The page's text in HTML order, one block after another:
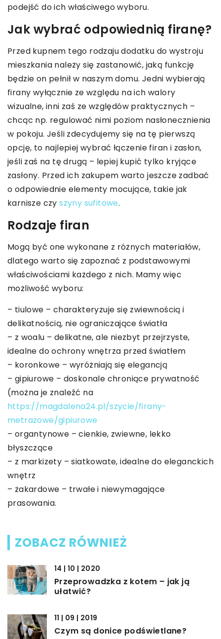
podejść do ich właściwego wyboru.
Jak wybrać odpowiednią firanę?
Przed kupnem tego rodzaju dodatku do wystroju
mieszkania należy się zastanowić, jaką funkcję
będzie on pełnił w naszym domu. Jedni wybierają
firany wyłącznie ze względu na ich walory
wizualne, inni zaś ze względów praktycznych –
chcąc np. regulować nimi poziom nasłonecznienia
w pokoju. Jeśli zdecydujemy się na tę pierwszą
opcję, to najlepiej wybrać łączenie firan i zasłon,
jeśli zaś na tę drugą – lepiej kupić tylko kryjące
zasłony. Przed ich zakupem warto jeszcze zadbać
o odpowiednie elementy mocujące, takie jak
karnisze czyszyny sufitowe.
Rodzaje firan
Mogą być one wykonane z różnych materiałów,
dlatego warto się zapoznać z podstawowymi
właściwościami każdego z nich. Mamy więc
możliwość wyboru:
– tiulowe – charakteryzuje się zwiewnością i
delikatnością, nie ograniczające światła
– z woalu – delikatne, ale niezbyt przejrzyste,
idealne do ochrony wnętrza przed światłem
– koronkowe – wyróżniają się elegancją
– gipiurowe – doskonale chroniące prywatność
(można je znaleźć na
https://magdalena24.pl/szycie/firany-
metrazowe/gipiurowe
– organtynowe – cienkie, zwiewne, lekko
błyszczące
– z markizety – siatkowate, idealne do eleganckich
wnętrz
– żakardowe – trwałe i niewymagające
prasowania.
ZOBACZ RÓWNIEŻ
14 | 10 | 2020
Przeprowadzka z kotem – jak ją
ułatwić?
11 | 09 | 2019
Czym są donice podświetlane?